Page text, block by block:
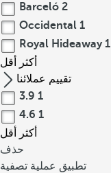
Barceló 2
Occidental 1
Royal Hideaway 1
أكثر
أقل
تقييم عملائنا
3.9 1
4.6 1
أكثر
أقل
حذف
تطبيق عملية تصفية